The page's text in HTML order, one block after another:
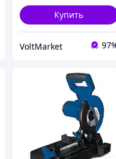
Купить
VoltMarket